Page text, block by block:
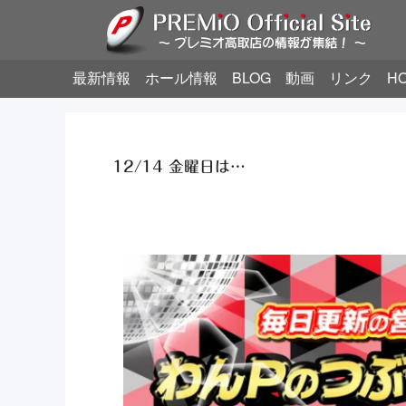
最新情報 ホール情報 BLOG 動画 リンク
12/14 金曜日は…